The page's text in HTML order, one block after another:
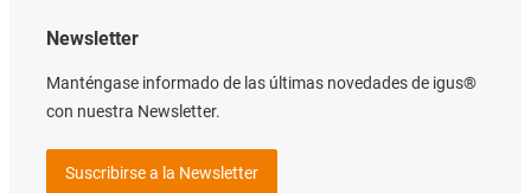
Newsletter
Manténgase informado de las últimas novedades de igus®
con nuestra Newsletter.
Suscribirse a la Newsletter